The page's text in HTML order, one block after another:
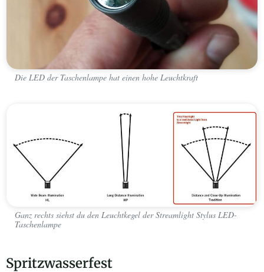
Die LED der Taschenlampe hat einen hohe Leuchtkraft
Ganz rechts siehst du den Leuchtkegel der Streamlight Stylus LED-
Taschenlampe
Spritzwasserfest